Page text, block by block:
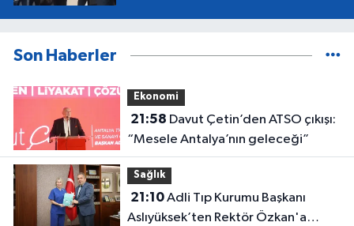
Son Haberler
Ekonomi
21:58
“Mesele Antalya’nın geleceği”
Sağlık
21:10Adli Tıp Kurumu Başkanı
Aslıyüksek’ten Rektör Özkan'a